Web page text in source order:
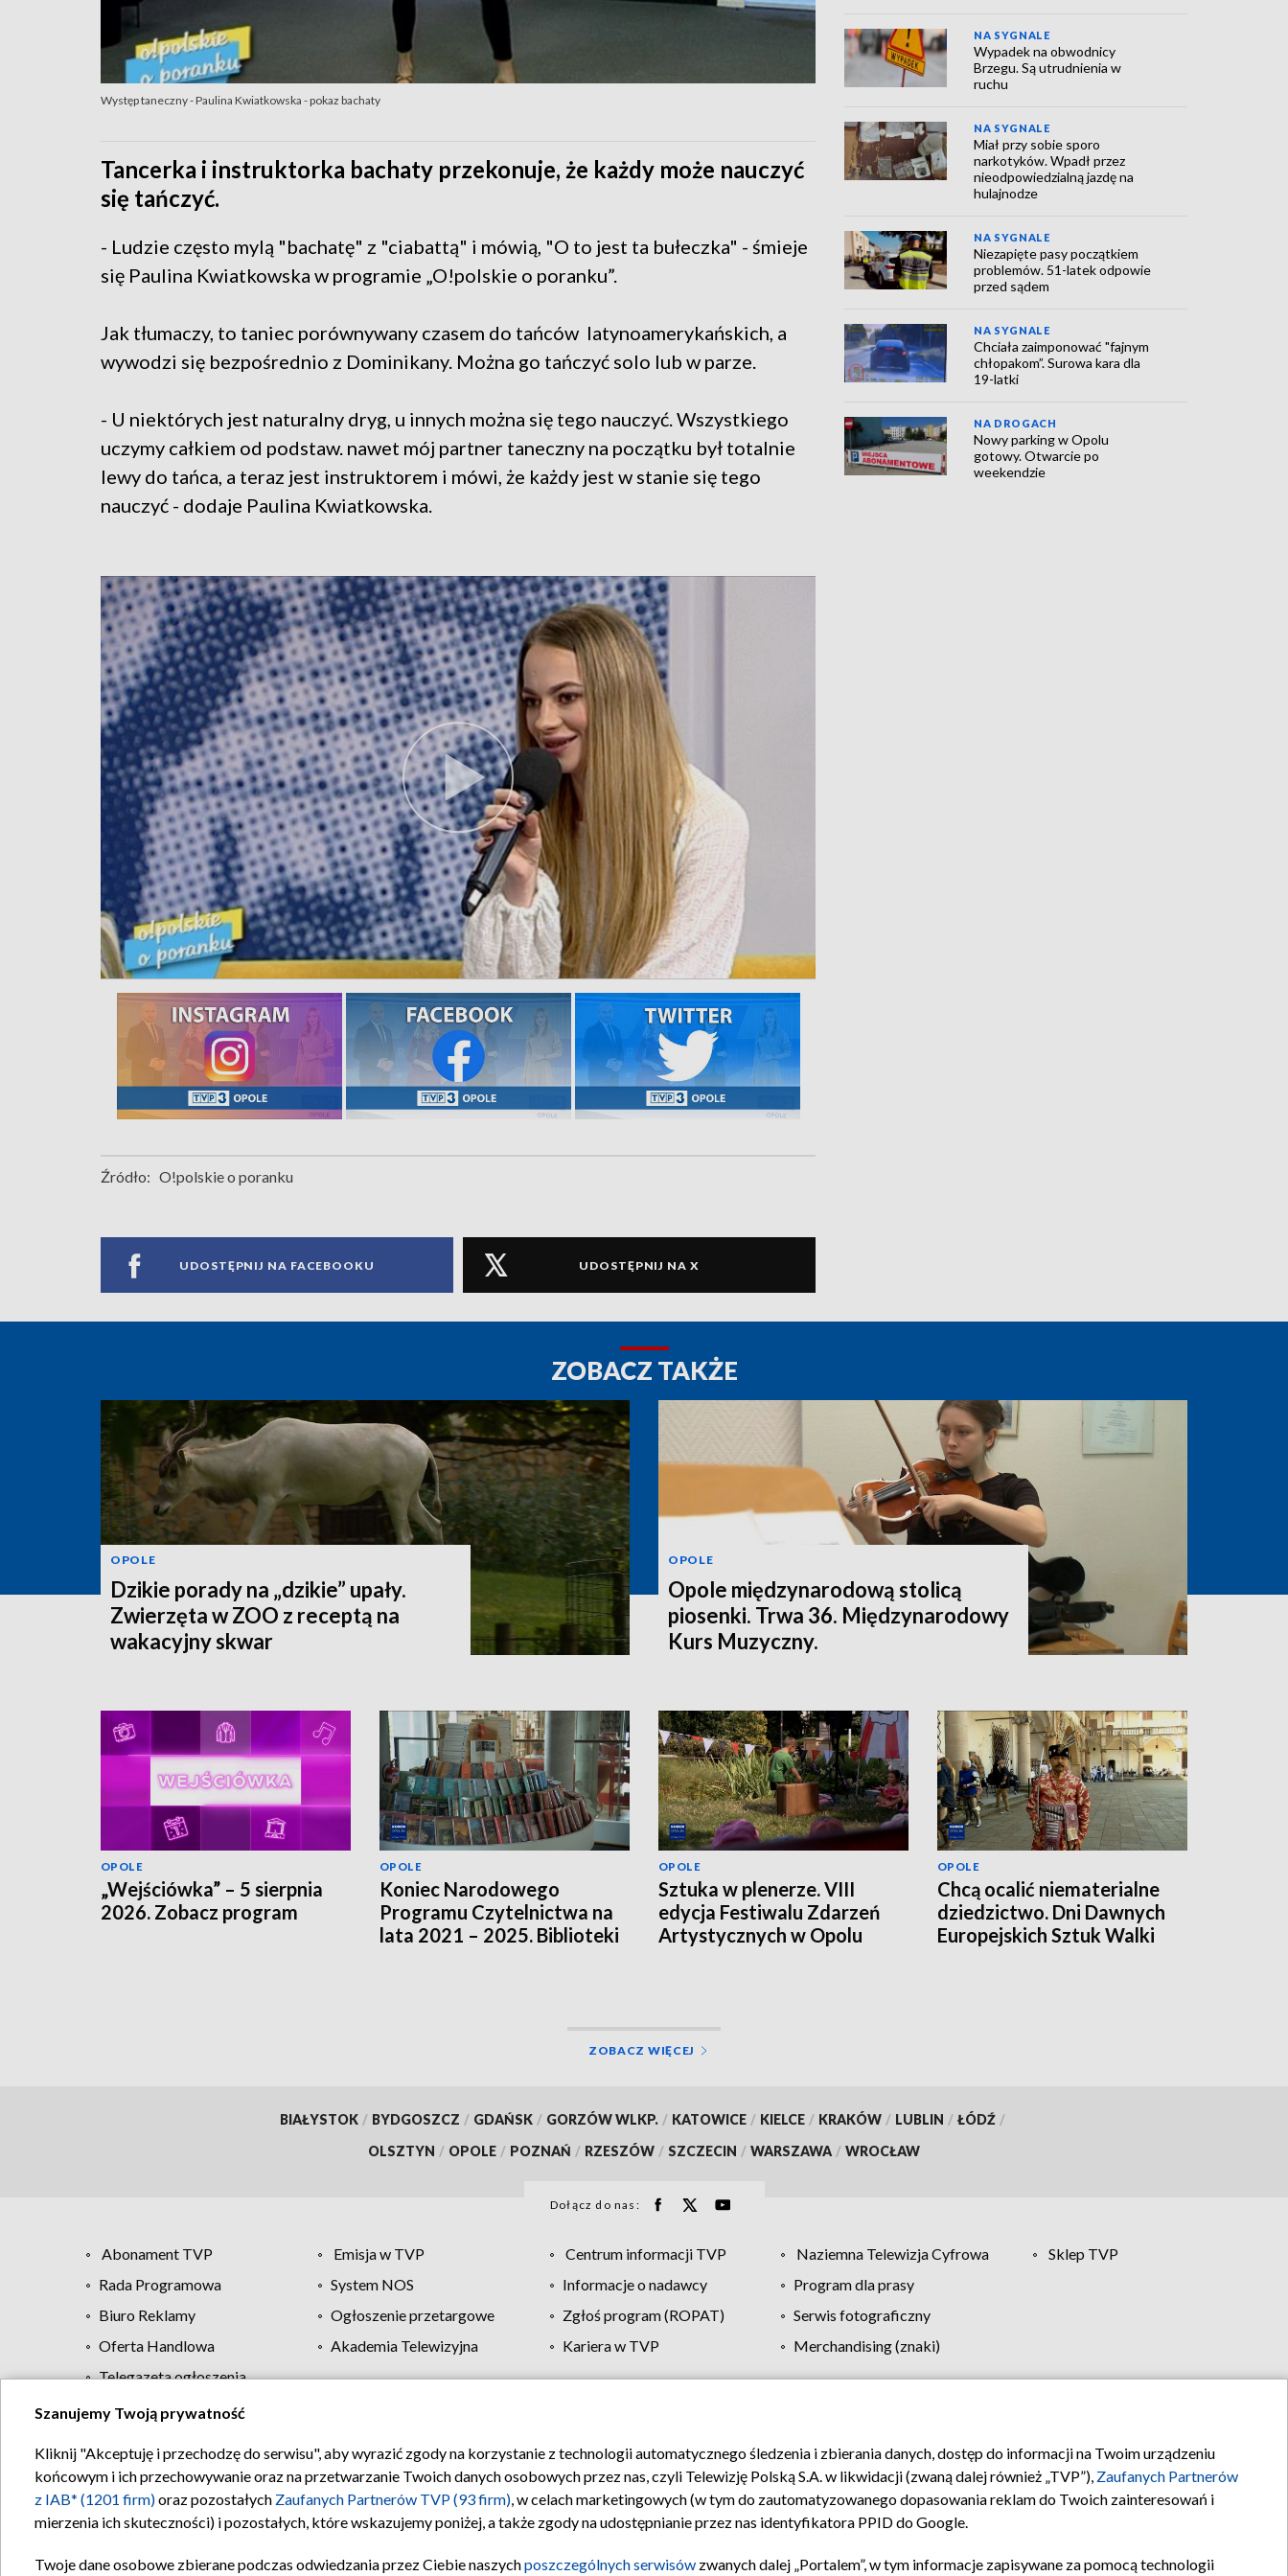
Występ taneczny - Paulina Kwiatkowska - pokaz bachaty
Tancerka i instruktorka bachaty przekonuje, że każdy może nauczyć
się tańczyć.
- Ludzie często mylą "bachatę" z "ciabattą" i mówią, "O to jest ta bułeczka" - śmieje
się Paulina Kwiatkowska w programie „O!polskie o poranku”.
Jak tłumaczy, to taniec porównywany czasem do tańców latynoamerykańskich, a
wywodzi się bezpośrednio z Dominikany. Można go tańczyć solo lub w parze.
- U niektórych jest naturalny dryg, u innych można się tego nauczyć. Wszystkiego
uczymy całkiem od podstaw. nawet mój partner taneczny na początku był totalnie
lewy do tańca, a teraz jest instruktorem i mówi, że każdy jest w stanie się tego
nauczyć - dodaje Paulina Kwiatkowska.
Źródło: O!polskie o poranku
UDOSTĘPNIJ NA FACEBOOKU UDOSTĘPNIJ NA X
NA SYGNALE
Wypadek na obwodnicy
Brzegu. Są utrudnienia w
ruchu
NA SYGNALE
Miał przy sobie sporo
narkotyków. Wpadł przez
nieodpowiedzialną jazdę na
hulajnodze
NA SYGNALE
Niezapięte pasy początkiem
problemów. 51-latek odpowie
przed sądem
NA SYGNALE
Chciała zaimponować "fajnym
chłopakom”. Surowa kara dla
19-latki
NA DROGACH
Nowy parking w Opolu
gotowy. Otwarcie po
weekendzie
ZOBACZ TAKŻE
OPOLE
Dzikie porady na „dzikie” upały.
Zwierzęta w ZOO z receptą na
wakacyjny skwar
OPOLE
Opole międzynarodową stolicą
piosenki. Trwa 36. Międzynarodowy
Kurs Muzyczny.
OPOLE
„Wejściówka” – 5 sierpnia
2026. Zobacz program
OPOLE
Koniec Narodowego
Programu Czytelnictwa na
lata 2021 – 2025. Biblioteki
OPOLE
Sztuka w plenerze. VIII
edycja Festiwalu Zdarzeń
Artystycznych w Opolu
OPOLE
Chcą ocalić niematerialne
dziedzictwo. Dni Dawnych
Europejskich Sztuk Walki
ZOBACZ WIĘCEJ
BIAŁYSTOK / BYDGOSZCZ / GDAŃSK / GORZÓW WLKP. / KATOWICE / KIELCE / KRAKÓW / LUBLIN / ŁÓDŹ /
OLSZTYN / OPOLE / POZNAŃ / RZESZÓW / SZCZECIN / WARSZAWA / WROCŁAW
Dołącz do nas:
Abonament TVP Emisja w TVP Centrum informacji TVP Naziemna Telewizja Cyfrowa
Sklep TVP
Rada Programowa
System NOS Informacje o nadawcy
Program dla prasy
Biuro Reklamy
Ogłoszenie przetargowe Zgłoś program (ROPAT)
Serwis fotograficzny
Oferta Handlowa
Akademia Telewizyjna Kariera w TVP
Merchandising (znaki)
Telegazeta ogłoszenia
Regulamin TVP Polityka prywatności Moje zgody Pomoc Biuro reklamy Kontakt
Szanujemy Twoją prywatność
Kliknij "Akceptuję i przechodzę do serwisu", aby wyrazić zgody na korzystanie z technologii automatycznego śledzenia i zbierania danych, dostęp do informacji na Twoim urządzeniu
końcowym i ich przechowywanie oraz na przetwarzanie Twoich danych osobowych przez nas, czyli Telewizję Polską S.A. w likwidacji (zwaną dalej również „TVP”), Zaufanych Partnerów
z IAB* (1201 firm)oraz pozostałych Zaufanych Partnerów TVP (93 firm), w celach marketingowych (w tym do zautomatyzowanego dopasowania reklam do Twoich zainteresowań i
mierzenia ich skuteczności) i pozostałych, które wskazujemy poniżej, a także zgody na udostępnianie przez nas identyfikatora PPID do Google.
Twoje dane osobowe zbierane podczas odwiedzania przez Ciebie naszychposzczególnych serwisów zwanych dalej „Portalem”, w tym informacje zapisywane za pomocą technologii